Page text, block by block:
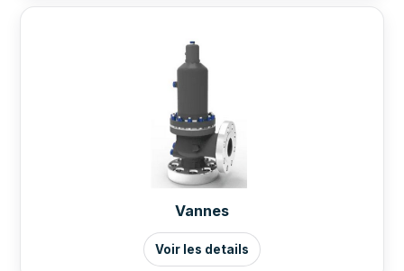
Vannes
Voir les details